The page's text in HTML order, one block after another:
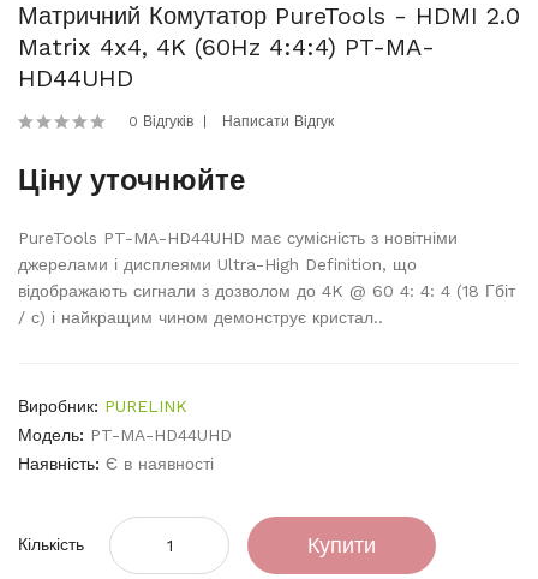
Матричний Комутатор PureTools - HDMI 2.0
Matrix 4x4, 4K (60Hz 4:4:4) PT-MA-
HD44UHD
0 Відгуків Написати Відгук
Ціну уточнюйте
PureTools PT-MA-HD44UHD має сумісність з новітніми
джерелами і дисплеями Ultra-High Definition, що
відображають сигнали з дозволом до 4K @ 60 4: 4: 4 (18 Гбіт
/ с) і найкращим чином демонструє кристал..
Виробник: PURELINK
Модель: PT-MA-HD44UHD
Наявність: Є в наявності
Кількість Купити